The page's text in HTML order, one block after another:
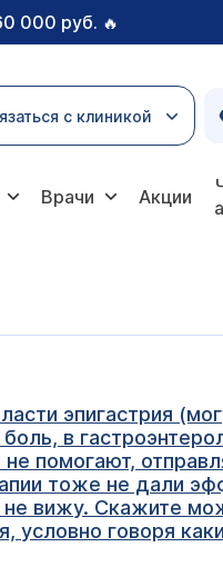
000 руб. 🔥
с клиникой
Врачи Акции
эпигастрия
в
помогают,
тоже не дали
не вижу. Скажите
говоря